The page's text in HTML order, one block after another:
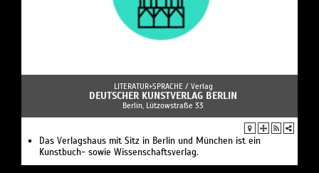
LITERATUR+SPRACHE / Verlag
DEUTSCHER KUNSTVERLAG BERLIN
Berlin, Lützowstraße 33
Das Verlagshaus mit Sitz in Berlin und München ist ein
Kunstbuch- sowie Wissenschaftsverlag.